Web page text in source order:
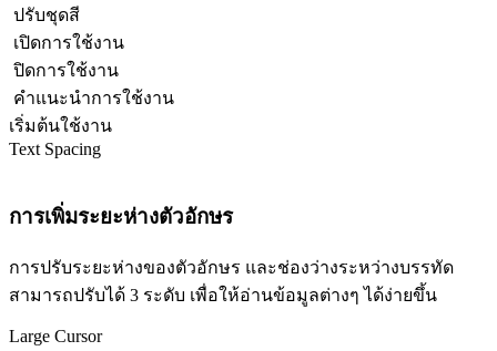
ปรับชุดสี
เปิดการใช้งาน
ปิดการใช้งาน
คำแนะนำการใช้งาน
เริ่มต้นใช้งาน
Text Spacing
การเพิ่มระยะห่างตัวอักษร
การปรับระยะห่างของตัวอักษร และช่องว่างระหว่างบรรทัด
สามารถปรับได้ 3 ระดับ เพื่อให้อ่านข้อมูลต่างๆ ได้ง่ายขึ้น
Large Cursor